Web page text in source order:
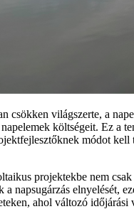
csökken világszerte, a
költségeit. Ez a
módot
projektekbe nem
napsugárzás elnyelését,
ahol változó